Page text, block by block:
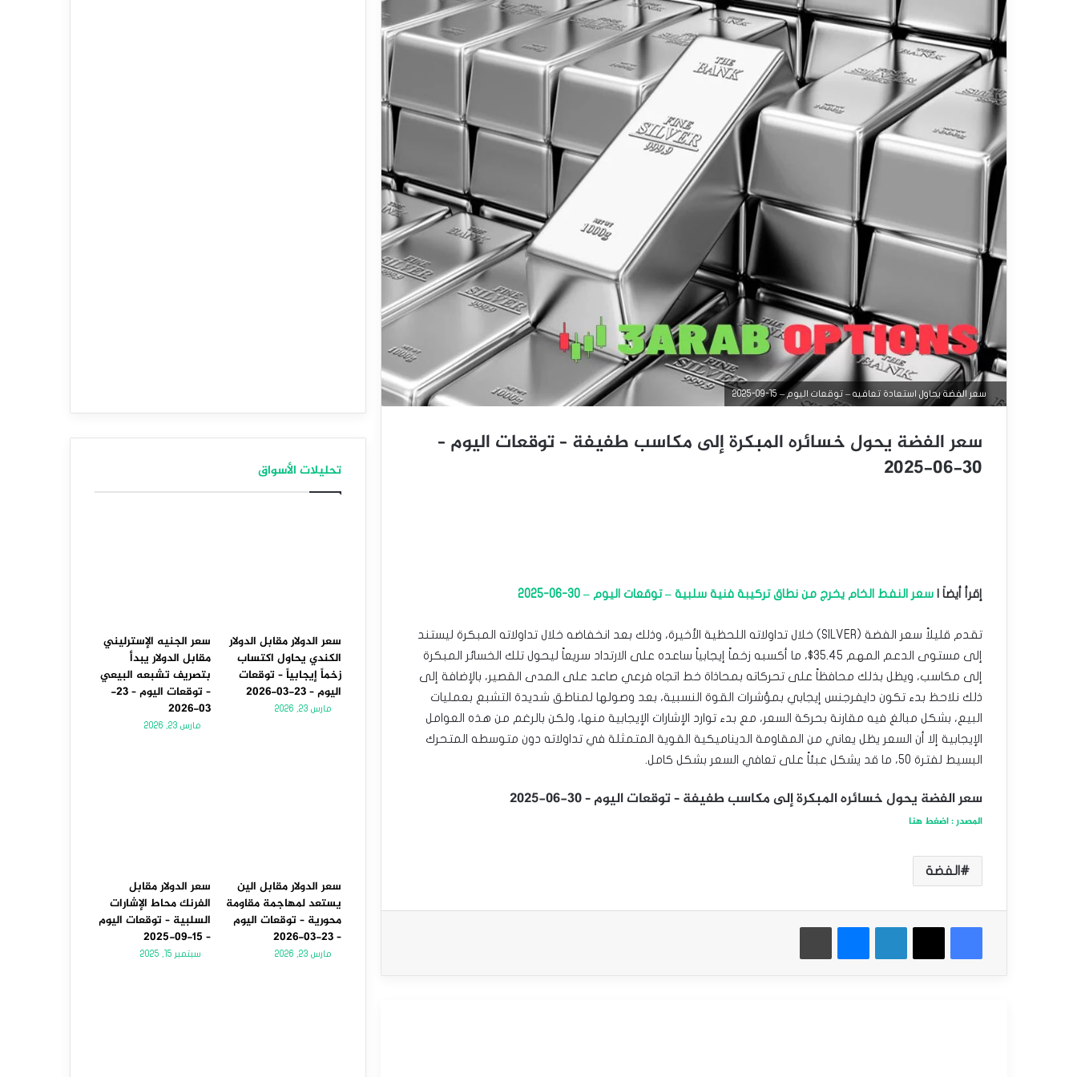
سعر الفضة يحاول استعادة تعافيه – توقعات اليوم – 15-09-2025
سعر الفضة يحول خسائره المبكرة إلى مكاسب طفيفة – توقعات اليوم –
30-06-2025
إقرأ أيضاَ | سعر النفط الخام يخرج من نطاق تركيبة فنية سلبية – توقعات اليوم – 30-06-2025
تقدم قليلاً سعر الفضة (SILVER) خلال تداولاته اللحظية الأخيرة، وذلك بعد انخفاضه خلال تداولاته المبكرة ليستند
إلى مستوى الدعم المهم 35.45$، ما أكسبه زخماً إيجابياً ساعده على الارتداد سريعاً ليحول تلك الخسائر المبكرة
إلى مكاسب، ويظل بذلك محافظاً على تحركاته بمحاذاة خط اتجاه فرعي صاعد على المدى القصير، بالإضافة إلى
ذلك نلاحظ بدء تكون دايفرجنس إيجابي بمؤشرات القوة النسبية، بعد وصولها لمناطق شديدة التشبع بعمليات
البيع، بشكل مبالغ فيه مقارنة بحركة السعر، مع بدء توارد الإشارات الإيجابية منها، ولكن بالرغم من هذه العوامل
الإيجابية إلا أن السعر يظل يعاني من المقاومة الديناميكية القوية المتمثلة في تداولاته دون متوسطه المتحرك
البسيط لفترة 50، ما قد يشكل عبئاً على تعافي السعر بشكل كامل.
سعر الفضة يحول خسائره المبكرة إلى مكاسب طفيفة – توقعات اليوم – 30-06-2025
المصدر : اضغط هنا
الفضة
فيسبوك
‫X لينكدإن ماسنجر طباعة
تحليلات الأسواق
سعر الدولار مقابل الدولار
الكندي يحاول اكتساب
زخماً إيجابياً – توقعات
اليوم – 23-03-2026
مارس 23, 2026
سعر الجنيه الإسترليني
مقابل الدولار يبدأ
بتصريف تشبعه البيعي
– توقعات اليوم – 23-
03-2026
مارس 23, 2026
سعر الدولار مقابل الين
يستعد لمهاجمة مقاومة
محورية – توقعات اليوم
– 23-03-2026
مارس 23, 2026
سعر الدولار مقابل
الفرنك محاط الإشارات
السلبية – توقعات اليوم
– 15-09-2025
سبتمبر 15, 2025